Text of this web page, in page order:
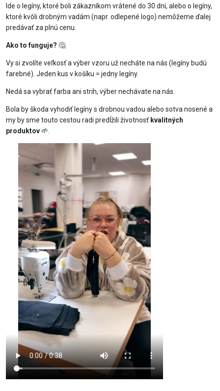
Ide o legíny, ktoré boli zákazníkom vrátené do 30 dní, alebo o legíny,
ktoré kvôli drobným vadám (napr. odlepené logo) nemôžeme ďalej
predávať za plnú cenu.
Ako to funguje? 🤔
Vy si zvolíte veľkosť a výber vzoru už necháte na nás (legíny budú
farebné). Jeden kus v košíku = jedny legíny.
Nedá sa vybrať farba ani strih, výber nechávate na nás.
Bola by škoda vyhodiť legíny s drobnou vadou alebo sotva nosené a
my by sme touto cestou radi predĺžili životnosť kvalitných
produktov🌱.